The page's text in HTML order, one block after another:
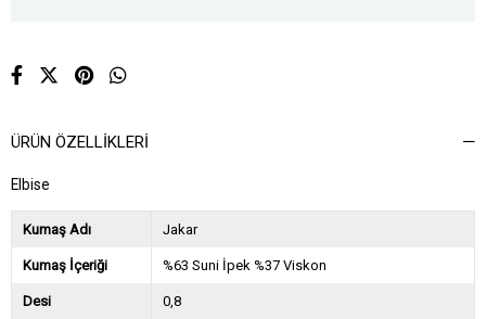
ÜRÜN ÖZELLIKLERI
Elbise
Kumaş Adı Jakar
Kumaş İçeriği %63 Suni İpek %37 Viskon
Desi 0,8